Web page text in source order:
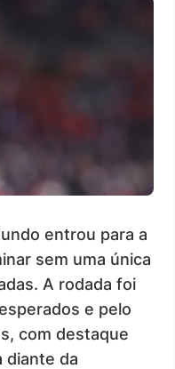
entrou para a
sem uma única
A rodada foi
e pelo
com destaque
diante da